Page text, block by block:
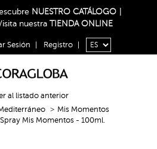
NUESTRO CATÁLOGO
nuestra TIENDA ONLINE
Sesión Registro
al listado anterior
Mis Momentos
Mis Momentos - 100ml.